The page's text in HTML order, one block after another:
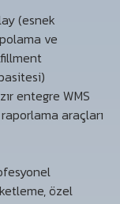
(esnek
ve
entegre WMS
araçları
özel